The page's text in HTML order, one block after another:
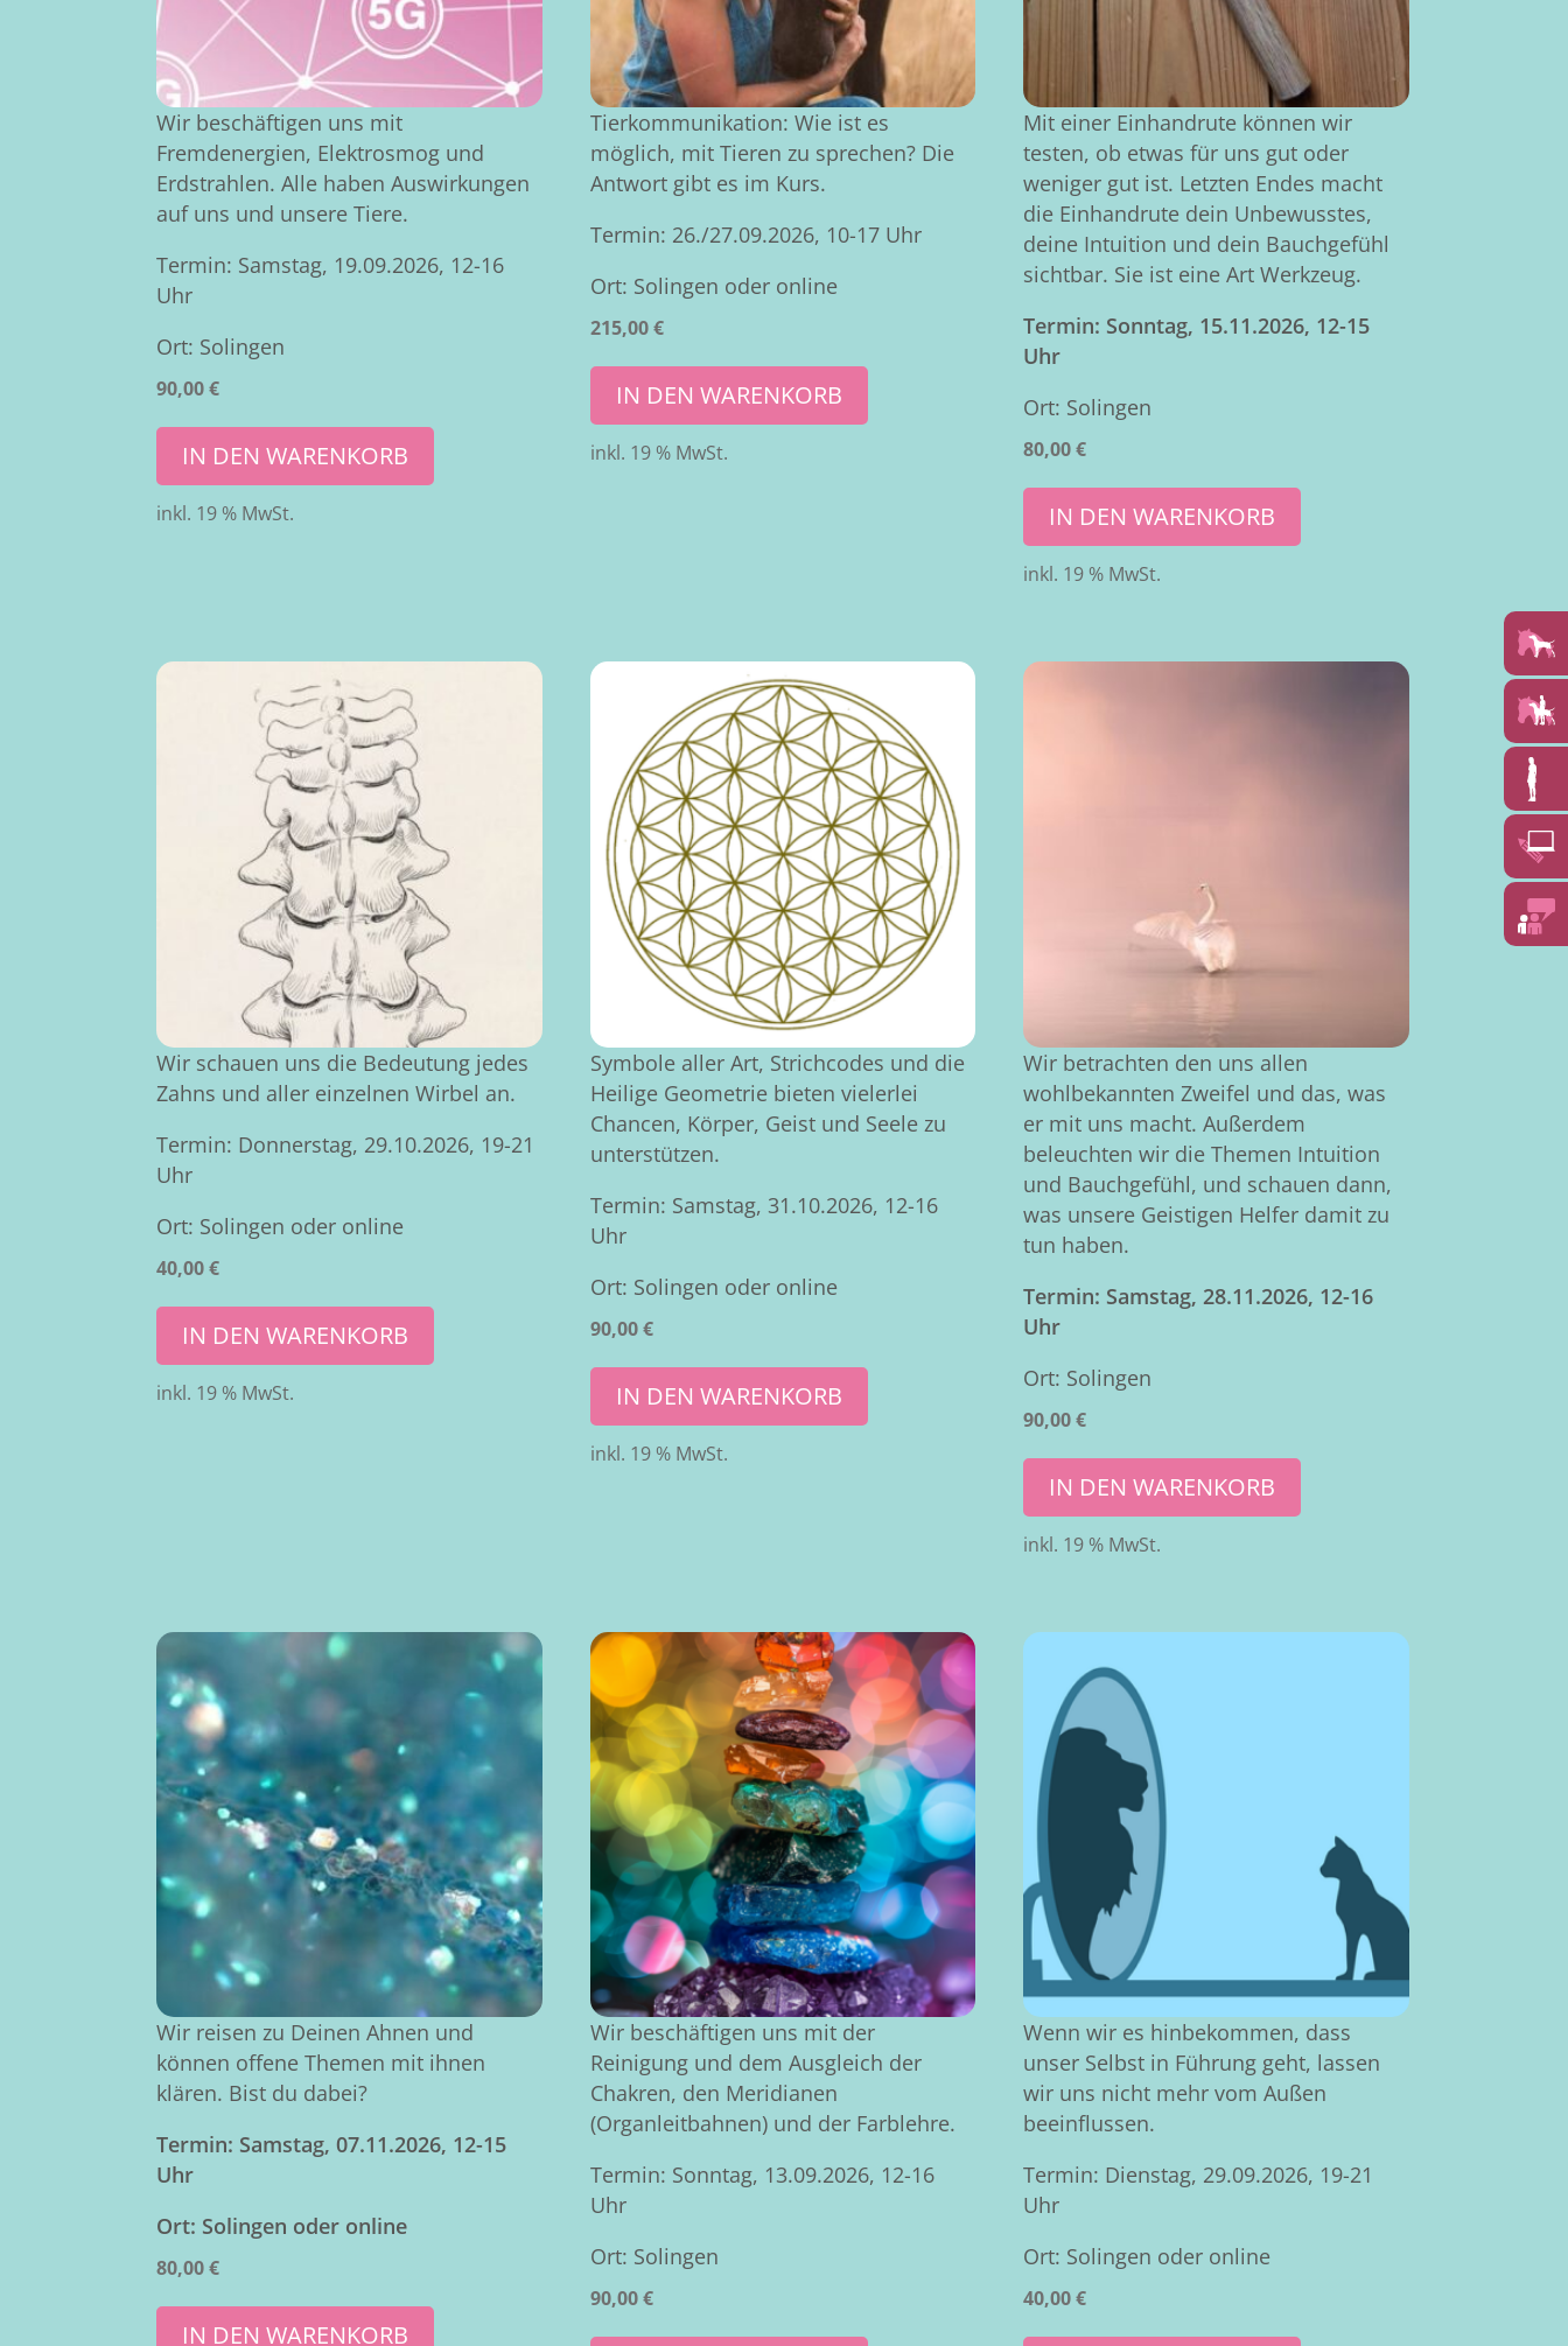
Wir beschäftigen uns mit
Fremdenergien, Elektrosmog und
Erdstrahlen. Alle haben Auswirkungen
auf uns und unsere Tiere.
Termin: Samstag, 19.09.2026, 12-16
Uhr
Ort: Solingen
90,00€
IN DEN WARENKORB
inkl. 19 % MwSt.
Tierkommunikation: Wie ist es
möglich, mit Tieren zu sprechen? Die
Antwort gibt es im Kurs.
Termin: 26./27.09.2026, 10-17 Uhr
Ort: Solingen oder online
215,00€
IN DEN WARENKORB
inkl. 19 % MwSt.
Mit einer Einhandrute können wir
testen, ob etwas für uns gut oder
weniger gut ist. Letzten Endes macht
die Einhandrute dein Unbewusstes,
deine Intuition und dein Bauchgefühl
sichtbar. Sie ist eine Art Werkzeug.
Termin: Sonntag, 15.11.2026, 12-15
Uhr
Ort: Solingen
80,00€
IN DEN WARENKORB
inkl. 19 % MwSt.
Wir schauen uns die Bedeutung jedes
Zahns und aller einzelnen Wirbel an.
Termin: Donnerstag, 29.10.2026, 19-21
Uhr
Ort: Solingen oder online
40,00€
IN DEN WARENKORB
inkl. 19 % MwSt.
Symbole aller Art, Strichcodes und die
Heilige Geometrie bieten vielerlei
Chancen, Körper, Geist und Seele zu
unterstützen.
Termin: Samstag, 31.10.2026, 12-16
Uhr
Ort: Solingen oder online
90,00€
IN DEN WARENKORB
inkl. 19 % MwSt.
Wir betrachten den uns allen
wohlbekannten Zweifel und das, was
er mit uns macht. Außerdem
beleuchten wir die Themen Intuition
und Bauchgefühl, und schauen dann,
was unsere Geistigen Helfer damit zu
tun haben.
Termin: Samstag, 28.11.2026, 12-16
Uhr
Ort: Solingen
90,00€
IN DEN WARENKORB
inkl. 19 % MwSt.
Wir reisen zu Deinen Ahnen und
können offene Themen mit ihnen
klären. Bist du dabei?
Termin: Samstag, 07.11.2026, 12-15
Uhr
Ort: Solingen oder online
80,00€
IN DEN WARENKORB
Wir beschäftigen uns mit der
Reinigung und dem Ausgleich der
Chakren, den Meridianen
(Organleitbahnen) und der Farblehre.
Termin: Sonntag, 13.09.2026, 12-16
Uhr
Ort: Solingen
90,00€
Wenn wir es hinbekommen, dass
unser Selbst in Führung geht, lassen
wir uns nicht mehr vom Außen
beeinflussen.
Termin: Dienstag, 29.09.2026, 19-21
Uhr
Ort: Solingen oder online
40,00€